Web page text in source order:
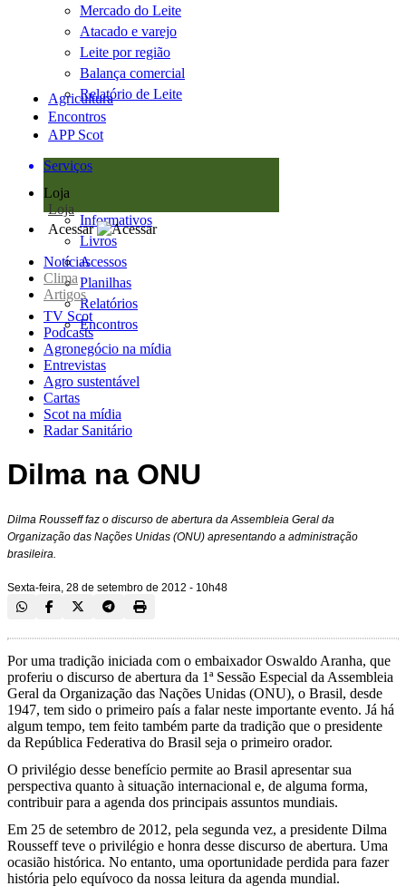
Mercado do Leite
Atacado e varejo
Leite por região
Balança comercial
Relatório de Leite
Agricultura
Encontros
APP Scot
Serviços
Loja
Loja
Informativos
Livros
Acessos
Planilhas
Relatórios
Encontros
Acessar
Notícias
Clima
Artigos
TV Scot
Podcasts
Agronegócio na mídia
Entrevistas
Agro sustentável
Cartas
Scot na mídia
Radar Sanitário
Dilma na ONU
Dilma Rousseff faz o discurso de abertura da Assembleia Geral da
Organização das Nações Unidas (ONU) apresentando a administração
brasileira.
Sexta-feira, 28 de setembro de 2012 - 10h48
Por uma tradição iniciada com o embaixador Oswaldo Aranha, que
proferiu o discurso de abertura da 1ª Sessão Especial da Assembleia
Geral da Organização das Nações Unidas (ONU), o Brasil, desde
1947, tem sido o primeiro país a falar neste importante evento. Já há
algum tempo, tem feito também parte da tradição que o presidente
da República Federativa do Brasil seja o primeiro orador.
O privilégio desse benefício permite ao Brasil apresentar sua
perspectiva quanto à situação internacional e, de alguma forma,
contribuir para a agenda dos principais assuntos mundiais.
Em 25 de setembro de 2012, pela segunda vez, a presidente Dilma
Rousseff teve o privilégio e honra desse discurso de abertura. Uma
ocasião histórica. No entanto, uma oportunidade perdida para fazer
história pelo equívoco da nossa leitura da agenda mundial.